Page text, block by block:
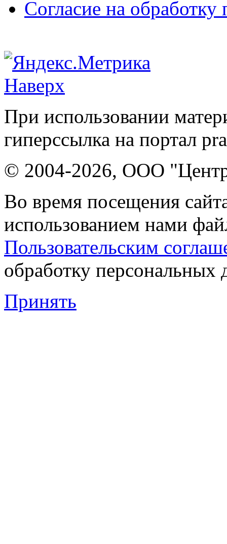
Согласие на
Наверх
При использовании
гиперссылка на портал
© 2004-2026, ООО "Центр
Во время посещения
использованием нами
Пользовательским
обработку персональных
Принять